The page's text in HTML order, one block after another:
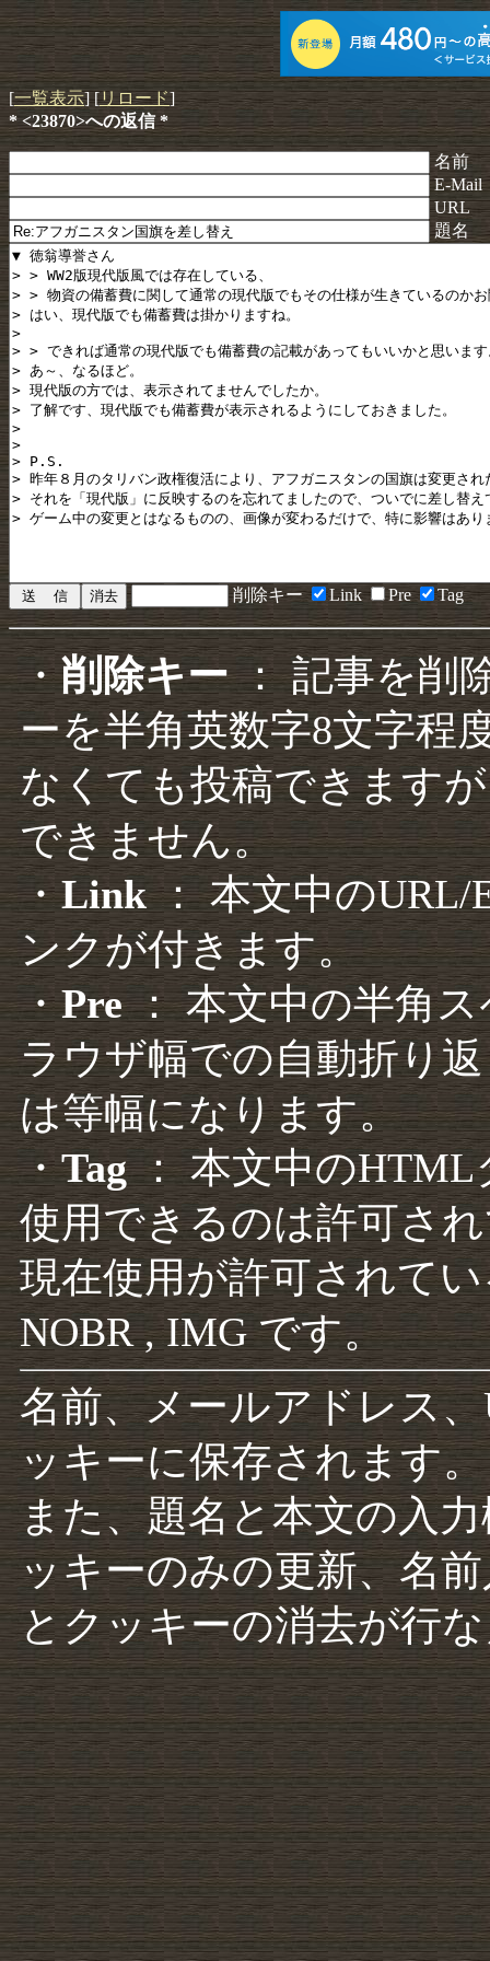
[一覧表示] [リロード]
* <23870>への返信 *
名前
E-Mail
URL
題名
削除キー Link Pre Tag
・削除キー： 記事を削
ーを半角英数字8文字程
なくても投稿できます
できません。
・Link： 本文中のURL/
ンクが付きます。
・Pre： 本文中の半角
ラウザ幅での自動折り
は等幅になります。
・Tag： 本文中のHTML
使用できるのは許可さ
現在使用が許可されて
NOBR , IMG です。
名前、メールアドレス
ッキーに保存されます。
また、題名と本文の入
ッキーのみの更新、名
とクッキーの消去が行